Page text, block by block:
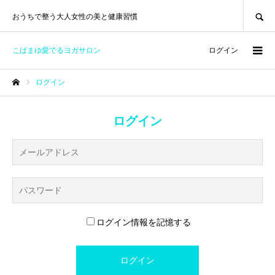
こばまゆ愛でるヨガサロン
おうちで整う大人女性の美と健康習慣
ログイン
ログイン
ログイン
ログイン情報を記憶する